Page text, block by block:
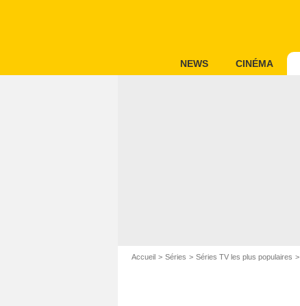
NEWS CINÉMA
Accueil Séries Séries TV les plus populaires